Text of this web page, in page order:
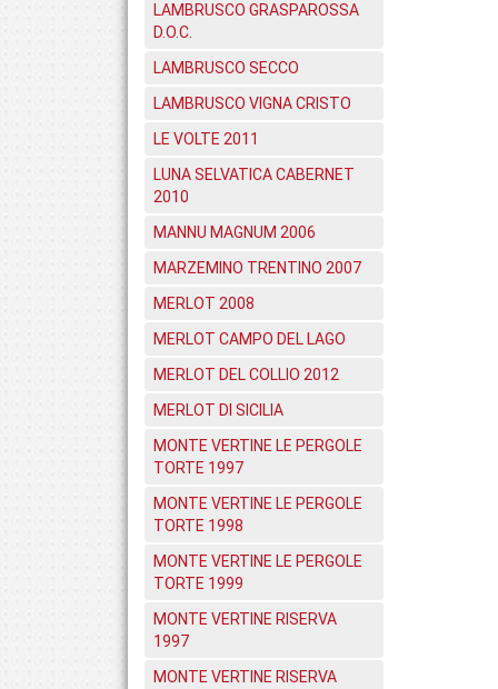
LAMBRUSCO GRASPAROSSA
D.O.C.
LAMBRUSCO SECCO
LAMBRUSCO VIGNA CRISTO
LE VOLTE 2011
LUNA SELVATICA CABERNET
2010
MANNU MAGNUM 2006
MARZEMINO TRENTINO 2007
MERLOT 2008
MERLOT CAMPO DEL LAGO
MERLOT DEL COLLIO 2012
MERLOT DI SICILIA
MONTE VERTINE LE PERGOLE
TORTE 1997
MONTE VERTINE LE PERGOLE
TORTE 1998
MONTE VERTINE LE PERGOLE
TORTE 1999
MONTE VERTINE RISERVA
1997
MONTE VERTINE RISERVA